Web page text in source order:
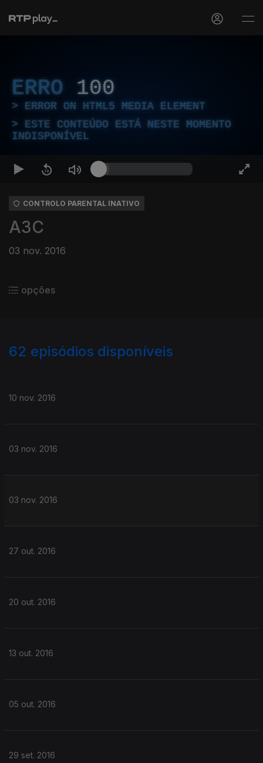
ERRO 100
ERROR ON HTML5 MEDIA ELEMENT
ESTE CONTEÚDO ESTÁ NESTE MOMENTO
INDISPONÍVEL
CONTROLO PARENTAL INATIVO
A3C
03 nov. 2016
opções
62 episódios disponíveis
10 nov. 2016
03 nov. 2016
03 nov. 2016
27 out. 2016
20 out. 2016
13 out. 2016
05 out. 2016
29 set. 2016